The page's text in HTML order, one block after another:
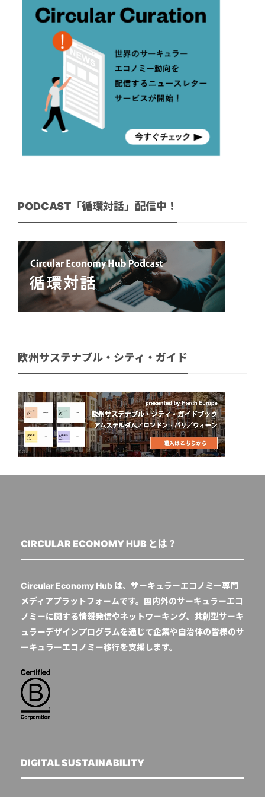
PODCAST「循環対話」配信中！
欧州サステナブル・シティ・ガイド
CIRCULAR ECONOMY HUB とは？
Circular Economy Hub は、サーキュラーエコノミー専門
メディアプラットフォームです。国内外のサーキュラーエコ
ノミーに関する情報発信やネットワーキング、共創型サーキ
ュラーデザインプログラムを通じて企業や自治体の皆様のサ
ーキュラーエコノミー移行を支援します。
DIGITAL SUSTAINABILITY